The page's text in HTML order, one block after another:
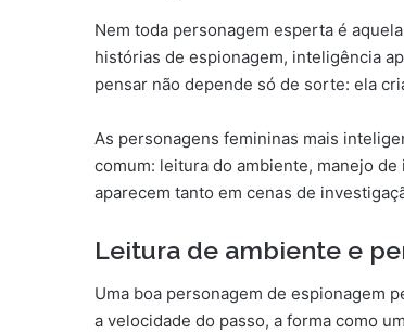
Nem toda personagem esperta é
histórias de espionagem, inteligência
pensar não depende só de sorte: ela
As personagens femininas mais
comum: leitura do ambiente, manejo
aparecem tanto em cenas de
Leitura de ambiente e
Uma boa personagem de espionagem
a velocidade do passo, a forma como